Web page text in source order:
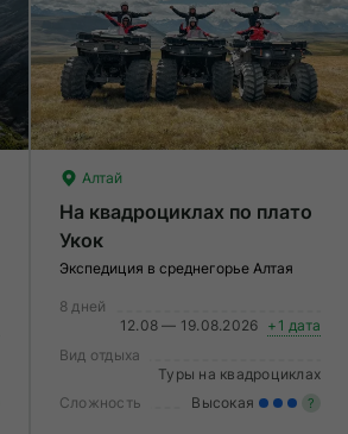
Алтай
На квадроциклах по плато
Укок
Экспедиция в среднегорье Алтая
8 дней
12.08 — 19.08.2026 +1 дата
Вид отдыха
Туры на квадроциклах
Сложность
Высокая ?